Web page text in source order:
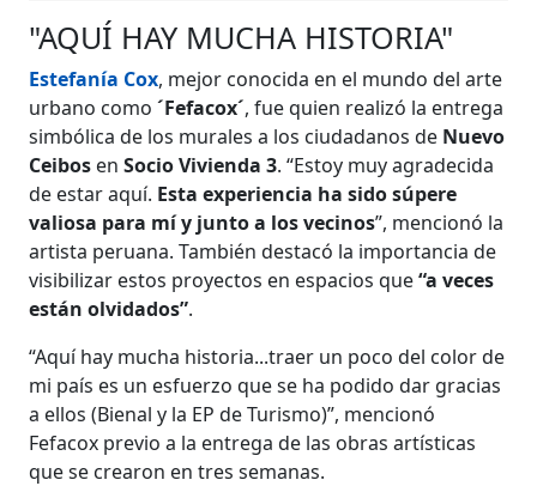
"AQUÍ HAY MUCHA HISTORIA"
Estefanía Cox, mejor conocida en el mundo del arte
urbano como´Fefacox´, fue quien realizó la entrega
simbólica de los murales a los ciudadanos de Nuevo
Ceibos enSocio Vivienda 3. “Estoy muy agradecida
de estar aquí. Esta experiencia ha sido súpere
valiosa para mí y junto a los vecinos”, mencionó la
artista peruana. También destacó la importancia de
visibilizar estos proyectos en espacios que“a veces
están olvidados”.
“Aquí hay mucha historia...traer un poco del color de
mi país es un esfuerzo que se ha podido dar gracias
a ellos (Bienal y la EP de Turismo)”, mencionó
Fefacox previo a la entrega de las obras artísticas
que se crearon en tres semanas.